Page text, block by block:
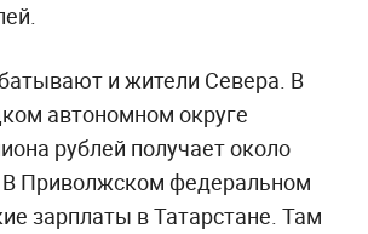
и жители Севера. В
автономном округе
рублей получает около
В Приволжском федеральном
зарплаты в Татарстане. Там